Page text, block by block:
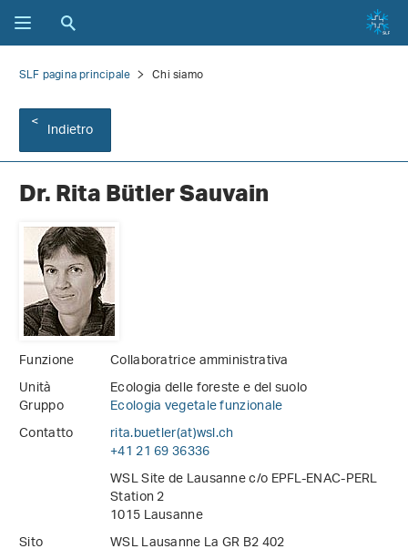
SLF pagina principale Chi siamo
Indietro
Dr. Rita Bütler Sauvain
Funzione
Collaboratrice amministrativa
Unità
Ecologia delle foreste e del suolo
Gruppo
Ecologia vegetale funzionale
Contatto
rita.buetler(at)wsl.ch
+41 21 69 36336
WSL Site de Lausanne c/o EPFL-ENAC-PERL
Station 2
1015 Lausanne
Sito
WSL Lausanne La GR B2 402